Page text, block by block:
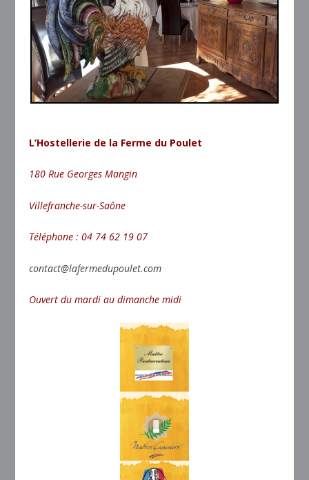
L’Hostellerie de la Ferme du Poulet
180 Rue Georges Mangin
Villefranche-sur-Saône
Téléphone : 04 74 62 19 07
contact@lafermedupoulet.com
Ouvert du mardi au dimanche midi